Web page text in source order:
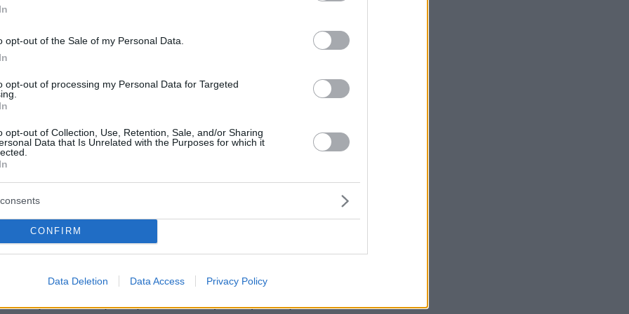
opt-out of the Sale of my Personal Data.
opt-out of processing my Personal Data for Targeted
opt-out of Collection, Use, Retention, Sale, and/or Sharing
Data that Is Unrelated with the Purposes for which it
CONFIRM
Data Deletion Data Access Privacy Policy
, όταν τρεις από τους δράστες άσκησαν
στον γιο του επιχειρηματία και με τη χρήση
κατάφερανχτυπήματαστα κάτω
τη ζωή του και τον απήγαγαν.
αφού μπήκαν σε αυτοκίνητο, απαιτούσαν από
την καταβολή του χρηματικού ποσού των
και επιπλέον, μία δίκυκλη μοτοσυκλέτα,
αξίας τουλάχιστον
χτυπούσαν με τα χέρια καθώς και με
σε όλο του το σώμα.
Σαρωνίδας
, όπου κατέβηκαν οι τρεις
θύμα, ενώθηκαν με τον τέταρτο δράστη, ο